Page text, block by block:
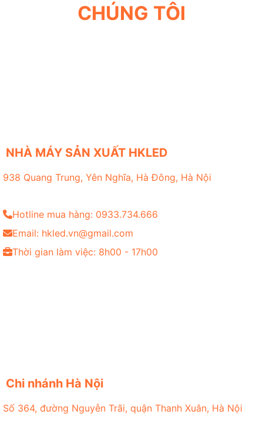
CHÚNG TÔI
NHÀ MÁY SẢN XUẤT HKLED
938 Quang Trung, Yên Nghĩa, Hà Đông, Hà Nội
Hotline mua hàng: 0933.734.666
Email: hkled.vn@gmail.com
Thời gian làm việc: 8h00 - 17h00
Chi nhánh Hà Nội
Số 364, đường Nguyễn Trãi, quận Thanh Xuân, Hà Nội